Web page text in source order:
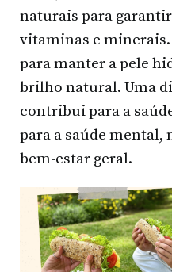
naturais para
vitaminas e minerais.
para manter a pele
brilho natural. Uma
contribui para a
para a saúde mental,
bem-estar geral.